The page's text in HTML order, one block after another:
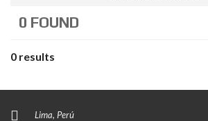
0 FOUND
0 results
Lima, Perú